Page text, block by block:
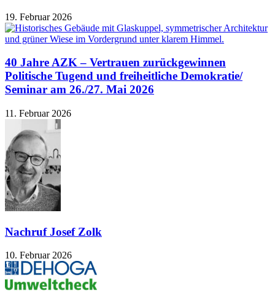
19. Februar 2026
40 Jahre AZK – Vertrauen zurückgewinnen
Politische Tugend und freiheitliche Demokratie/
Seminar am 26./27. Mai 2026
11. Februar 2026
Nachruf Josef Zolk
10. Februar 2026